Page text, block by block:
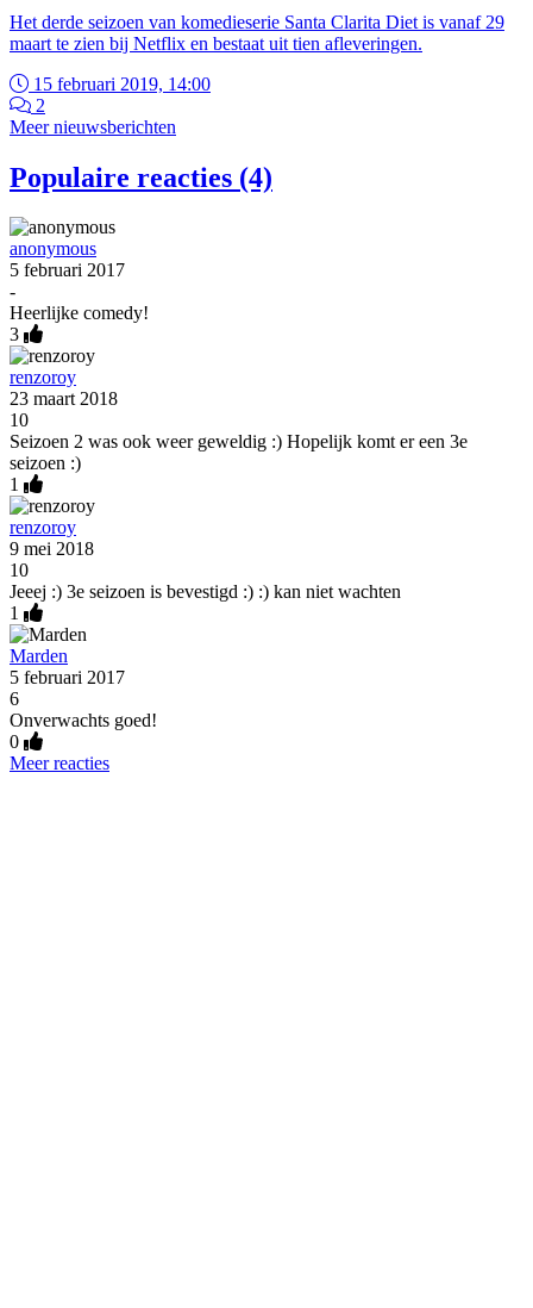
Het derde seizoen van komedieserie Santa Clarita Diet is vanaf 29
maart te zien bij Netflix en bestaat uit tien afleveringen.
15 februari 2019, 14:00
2
Meer nieuwsberichten
Populaire reacties (4)
anonymous
5 februari 2017
-
Heerlijke comedy!
3
renzoroy
23 maart 2018
10
Seizoen 2 was ook weer geweldig :) Hopelijk komt er een 3e
seizoen :)
1
renzoroy
9 mei 2018
10
Jeeej :) 3e seizoen is bevestigd :) :) kan niet wachten
1
Marden
5 februari 2017
6
Onverwachts goed!
0
Meer reacties